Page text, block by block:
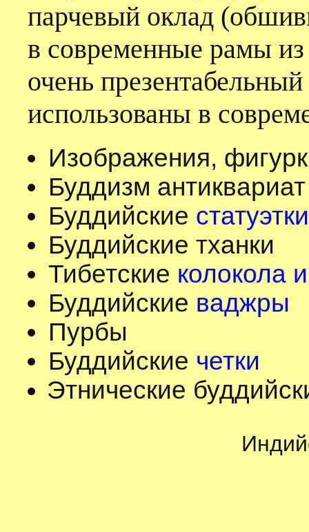
парчевый оклад
в современные рамы из
очень
использованы в
Изображения,
Буддизм антиквариат
Буддийские статуэтки
Буддийские тханки
Тибетские колокола
Буддийские ваджры
Пурбы
Буддийские четки
Этнические